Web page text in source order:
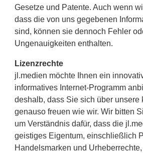
Gesetze und Patente. Auch wenn
dass die von uns gegebenen
sind, können sie dennoch Fehler
Ungenauigkeiten enthalten.
Lizenzrechte
jl.medien möchte Ihnen ein
informatives Internet-Programm
deshalb, dass Sie sich über unsere
genauso freuen wie wir. Wir bitten
um Verständnis dafür, dass die
geistiges Eigentum, einschließlich
Handelsmarken und